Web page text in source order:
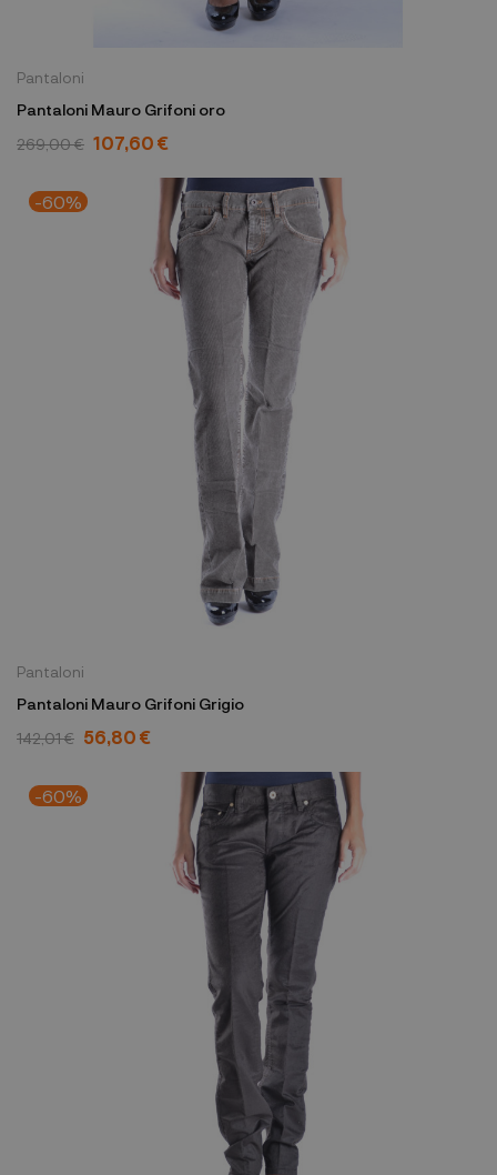
Pantaloni
Pantaloni Mauro Grifoni oro
269,00 € 107,60 €
-60%
Pantaloni
Pantaloni Mauro Grifoni Grigio
142,01 € 56,80 €
-60%